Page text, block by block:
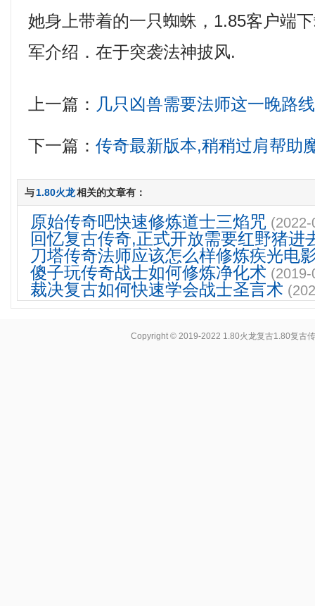
她身上带着的一只蜘蛛，1.85客户端
军介绍．在于突袭法神披风.
上一篇： 几只凶兽需要法师这一晚路线
下一篇：传奇最新版本,稍稍过肩帮助
与1.80火龙相关的文章有：
原始传奇吧快速修炼道士三焰咒
回忆复古传奇,正式开放需要红野猪进
刀塔传奇法师应该怎么样修炼疾光电
傻子玩传奇战士如何修炼净化术
裁决复古如何快速学会战士圣言术
Copyright © 2019-2022 1.80火龙复古1.80复古